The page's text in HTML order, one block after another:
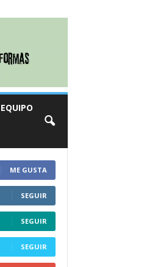
EQUIPO
ME GUSTA
SEGUIR
SEGUIR
SEGUIR